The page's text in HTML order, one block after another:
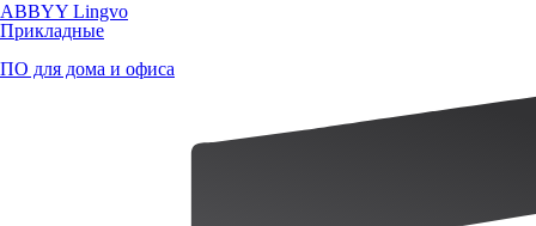
ABBYY Lingvo
Прикладные
ПО для дома и офиса